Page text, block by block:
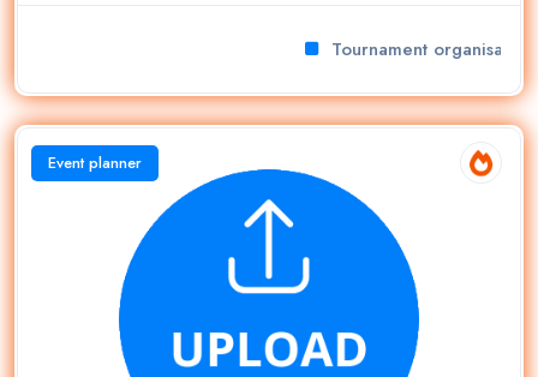
Tournament organisation
Event planner